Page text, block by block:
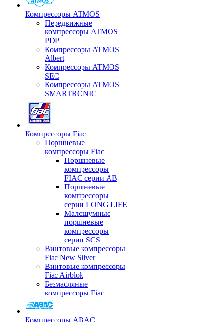
Компрессоры ATMOS
Передвижные
компрессоры ATMOS
PDP
Компрессоры ATMOS
Albert
Компрессоры ATMOS
SEC
Компрессоры ATMOS
SMARTRONIC
Компрессоры Fiac
Поршневые
компрессоры Fiac
Поршневые
компрессоры
FIAC серии AB
Поршневые
компрессоры
серии LONG LIFE
Малошумные
поршневые
компрессоры
серии SCS
Винтовые компрессоры
Fiac New Silver
Винтовые компрессоры
Fiac Airblok
Безмасляные
компрессоры Fiac
Компрессоры ABAC